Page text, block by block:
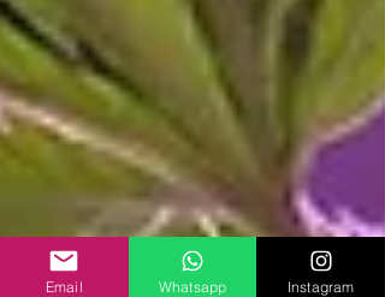
Email Whatsapp Instagram